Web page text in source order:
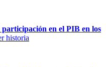
en el PIB en los
historia